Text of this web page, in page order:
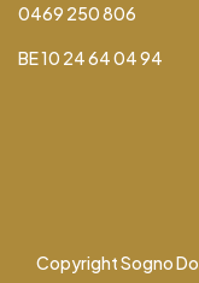
0469 250 806
BE 10 24 64 04 94
Copyright Sogno